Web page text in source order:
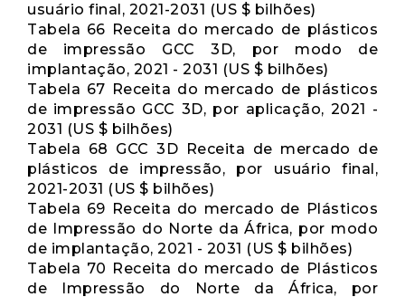
usuário final, 2021-2031 (US $ bilhões)
Tabela 66 Receita do mercado de plásticos
de impressão GCC 3D, por modo de
implantação, 2021 - 2031 (US $ bilhões)
Tabela 67 Receita do mercado de plásticos
de impressão GCC 3D, por aplicação, 2021 -
2031 (US $ bilhões)
Tabela 68 GCC 3D Receita de mercado de
plásticos de impressão, por usuário final,
2021-2031 (US $ bilhões)
Tabela 69 Receita do mercado de Plásticos
de Impressão do Norte da África, por modo
de implantação, 2021 - 2031 (US $ bilhões)
Tabela 70 Receita do mercado de Plásticos
de Impressão do Norte da África, por